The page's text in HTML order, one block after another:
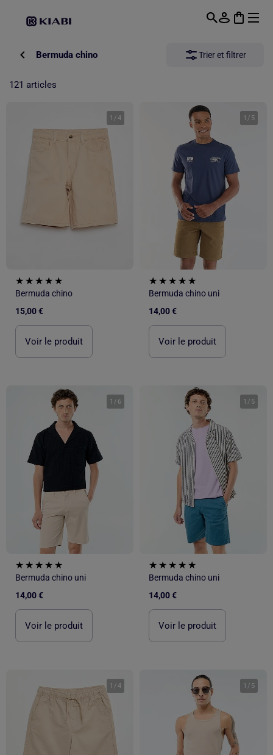
Bermuda chino Trier et filtrer
121 articles
1 /4
Bermuda chino
15,00 €
Voir le produit
1 / 5
Bermuda chino uni
14,00 €
Voir le produit
1 / 6
Bermuda chino uni
14,00 €
Voir le produit
1 / 5
Bermuda chino uni
14,00 €
Voir le produit
1 /4 1 / 5